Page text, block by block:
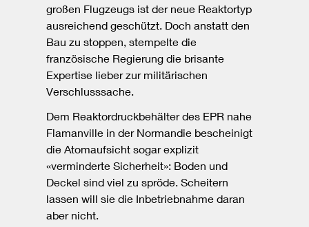
großen Flugzeugs ist der neue Reaktortyp
ausreichend geschützt. Doch anstatt den
Bau zu stoppen, stempelte die
französische Regierung die brisante
Expertise lieber zur militärischen
Verschlusssache.
Dem Reaktordruckbehälter des EPR nahe
Flamanville in der Normandie bescheinigt
die Atomaufsicht sogar explizit
«verminderte Sicherheit»: Boden und
Deckel sind viel zu spröde. Scheitern
lassen will sie die Inbetriebnahme daran
aber nicht.